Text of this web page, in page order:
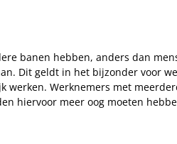
banen hebben, anders dan
Dit geldt in het bijzonder voor
Werknemers met
hiervoor meer oog moeten